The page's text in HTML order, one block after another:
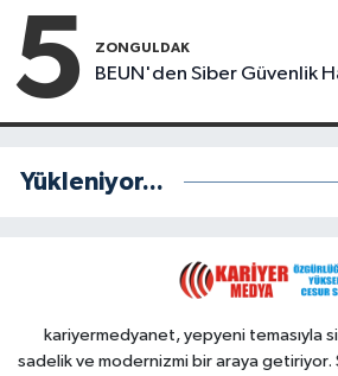
5 ZONGULDAK
BEUN'den Siber Güvenlik
Yükleniyor...
kariyermedyanet, yepyeni temasıyla
sadelik ve modernizmi bir araya getiriyor.